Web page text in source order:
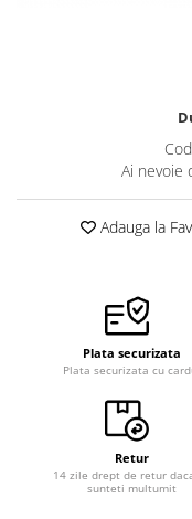
Curele Ceasuri
Curele cauciuc
Curele Garmin
Curele militare
Curele Samsung Watch
Ai nevoie
Adauga la
Plata securizata
Plata securizata cu
Retur
14 zile drept de retur
sunteti multumit